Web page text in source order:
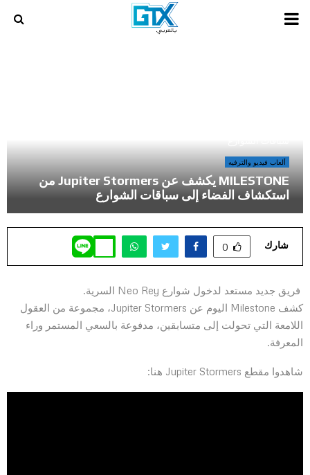
PRIMARY
ألعاب فيديو والترفيه
MILESTONE يكشف عن Jupiter Stormers من
استكشاف الفضاء إلى سباقات الشوارع
شارك 0
فريق جديد مستعد لدخول شوارع Neo Rey السرية.
كشف Milestone اليوم عن Jupiter Stormers، مجموعة من العقول
اللامعة التي تحولت إلى متسابقين، مدفوعة بالسعي المستمر وراء
المعرفة.
شاهدوا مقطع Jupiter Stormers هنا: